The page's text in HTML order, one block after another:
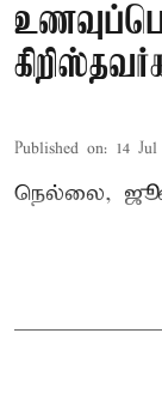
Published on: 14
நெல்லை,